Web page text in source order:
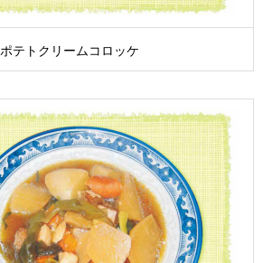
ポテトクリームコロッケ